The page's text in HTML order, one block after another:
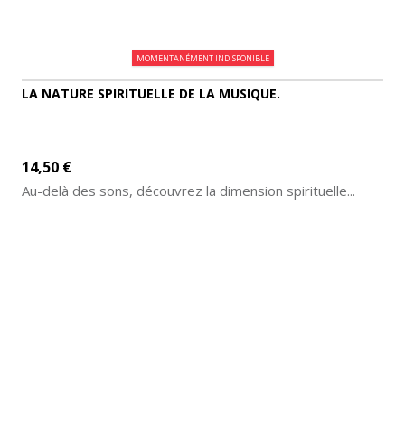
MOMENTANÉMENT INDISPONIBLE
LA NATURE SPIRITUELLE DE LA MUSIQUE.
14,50 €
Au-delà des sons, découvrez la dimension spirituelle...